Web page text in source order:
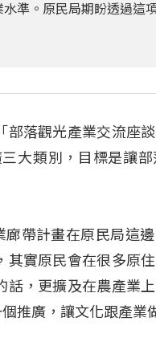
準。原民局期盼透過這
落觀光產業交流座
大類別，目標是讓
帶計畫在原民局這
實原民會在很多原
，更擴及在農產業
推廣，讓文化跟產業